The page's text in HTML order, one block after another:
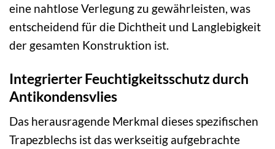
eine nahtlose Verlegung zu gewährleisten, was
entscheidend für die Dichtheit und Langlebigkeit
der gesamten Konstruktion ist.
Integrierter Feuchtigkeitsschutz durch
Antikondensvlies
Das herausragende Merkmal dieses spezifischen
Trapezblechs ist das werkseitig aufgebrachte